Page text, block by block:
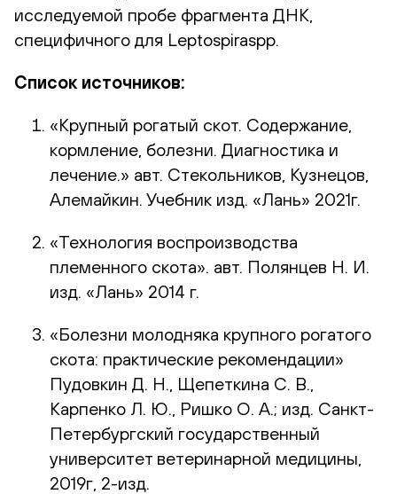
исследуемой пробе фрагмента ДНК,
специфичного для Leptospiraspp.
Список источников:
«Крупный рогатый скот. Содержание,
кормление, болезни. Диагностика и
лечение.» авт. Стекольников, Кузнецов,
Алемайкин. Учебник изд. «Лань» 2021г.
«Технология воспроизводства
племенного скота». авт. Полянцев Н. И.
изд. «Лань» 2014 г.
«Болезни молодняка крупного рогатого
скота: практические рекомендации»
Пудовкин Д. Н., Щепеткина С. В.,
Карпенко Л. Ю., Ришко О. А.; изд. Санкт-
Петербургский государственный
университет ветеринарной медицины,
2019г, 2-изд.